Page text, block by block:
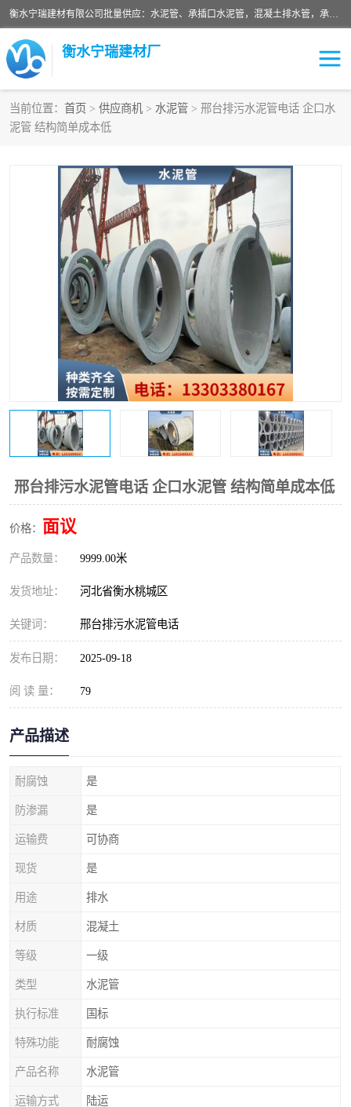
衡水宁瑞建材有限公司批量供应：水泥管、承插口水泥管，混凝土排水管，承插口水泥管，企口水泥管，钢承口水泥管，顶管，平口水泥管，水泥检查井，混凝土检查井，预制混凝土检查井，矩形检查井，圆形检查井等产品。
衡水宁瑞建材厂
当前位置： 首页 > 供应商机 > 水泥管 > 邢台排污水泥管电话 企口水
泥管 结构简单成本低
邢台排污水泥管电话 企口水泥管 结构简单成本低
价格： 面议
产品数量： 9999.00米
发货地址： 河北省衡水桃城区
关键词： 邢台排污水泥管电话
发布日期： 2025-09-18
阅 读 量： 79
产品描述
耐腐蚀 是
防渗漏 是
运输费 可协商
现货 是
用途 排水
材质 混凝土
等级 一级
类型 水泥管
执行标准 国标
特殊功能 耐腐蚀
产品名称 水泥管
运输方式 陆运
检查井
水泥检查井 水泥管
圆形检查井 矩形检查井
混凝土检查井 预制混凝土检查井
企口水泥管 钢承口水泥管
波纹管